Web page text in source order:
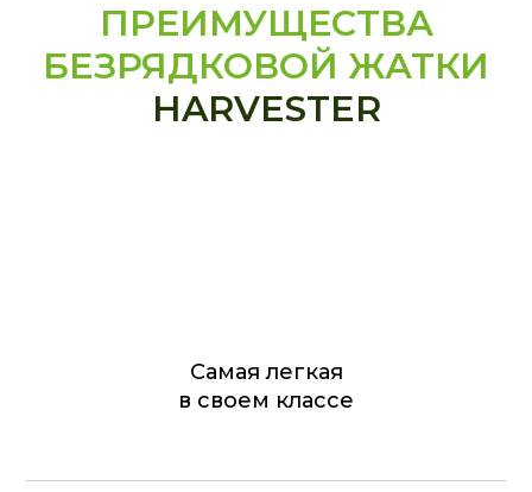
ПРЕИМУЩЕСТВА
БЕЗРЯДКОВОЙ ЖАТКИ
HARVESTER
Самая легкая
в своем классе